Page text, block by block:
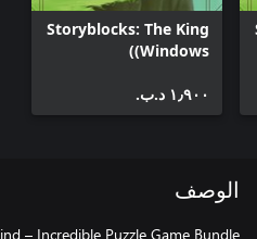
Storyblocks: The King
(Windows)
١٫٩٠٠ د.ب.‏
الوصف